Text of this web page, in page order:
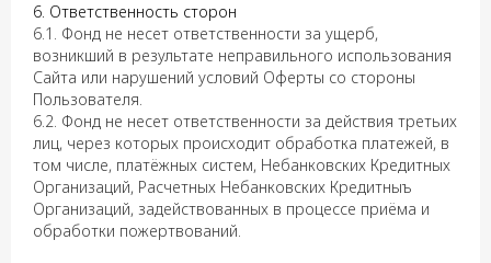
6. Ответственность сторон
6.1. Фонд не несет ответственности за ущерб,
возникший в результате неправильного использования
Сайта или нарушений условий Оферты со стороны
Пользователя.
6.2. Фонд не несет ответственности за действия третьих
лиц, через которых происходит обработка платежей, в
том числе, платёжных систем, Небанковских Кредитных
Организаций, Расчетных Небанковских Кредитныъ
Организаций, задействованных в процессе приёма и
обработки пожертвований.